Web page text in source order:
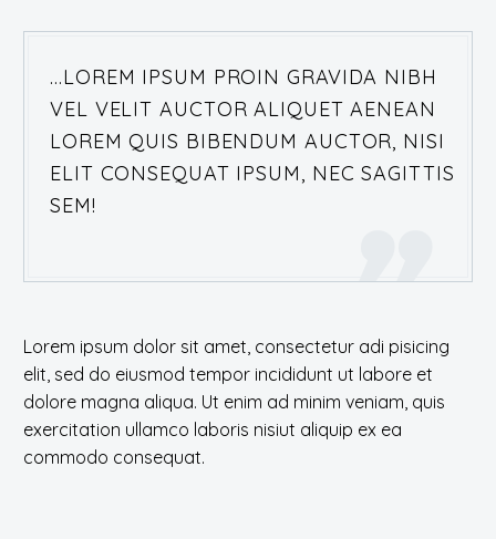
…LOREM IPSUM PROIN GRAVIDA NIBH
VEL VELIT AUCTOR ALIQUET AENEAN
LOREM QUIS BIBENDUM AUCTOR, NISI
ELIT CONSEQUAT IPSUM, NEC SAGITTIS
SEM!
Lorem ipsum dolor sit amet, consectetur adi pisicing
elit, sed do eiusmod tempor incididunt ut labore et
dolore magna aliqua. Ut enim ad minim veniam, quis
exercitation ullamco laboris nisiut aliquip ex ea
commodo consequat.